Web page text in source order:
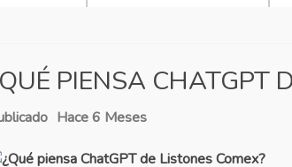
PIENSA CHATGPT
Hace 6 Meses